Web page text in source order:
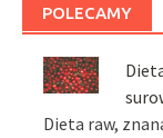
POLECAMY
Dieta raw,